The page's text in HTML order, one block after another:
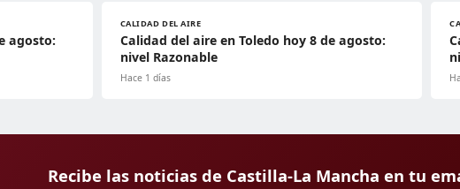
agosto:
CALIDAD DEL AIRE
Calidad del aire en Toledo hoy 8 de agosto:
nivel Razonable
Hace 1 días
Recibe las noticias de Castilla-La Mancha en tu